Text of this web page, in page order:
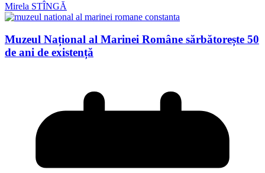
Mirela STÎNGĂ
Muzeul Național al Marinei Române sărbătorește 50
de ani de existență